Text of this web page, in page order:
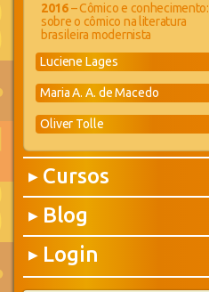
2016– Cômico e conhecimento:
sobre o cômico na literatura
brasileira modernista
Luciene Lages
Maria A. A. de Macedo
Oliver Tolle
▶ Cursos
▶ Blog
▶ Login